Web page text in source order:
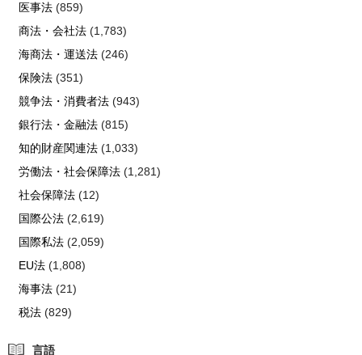
医事法(859)
商法・会社法(1,783)
海商法・運送法(246)
保険法(351)
競争法・消費者法(943)
銀行法・金融法(815)
知的財産関連法(1,033)
労働法・社会保障法(1,281)
社会保障法(12)
国際公法(2,619)
国際私法(2,059)
EU法(1,808)
海事法(21)
税法(829)
言語